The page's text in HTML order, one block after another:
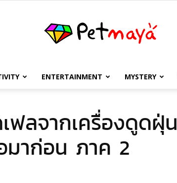
เพชร
มายา
ENTERTAINMENT MYSTERY
ฟลจากเครื่องดูดฝุ่น
มาก่อน ภาค 2